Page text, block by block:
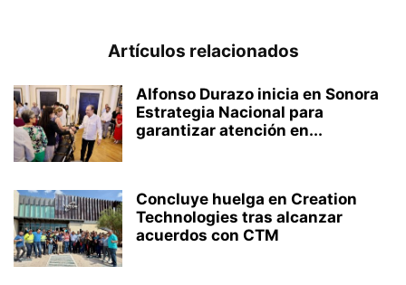
Artículos relacionados
Alfonso Durazo inicia en Sonora
Estrategia Nacional para
garantizar atención en...
Concluye huelga en Creation
Technologies tras alcanzar
acuerdos con CTM